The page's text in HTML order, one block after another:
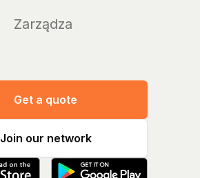
Zarządzaj rac
Get a quote
Join our network